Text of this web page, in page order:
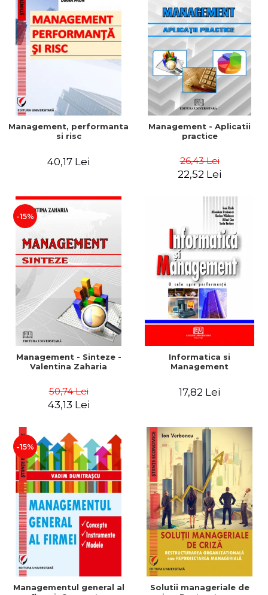
Management, performanta
si risc
40,17 Lei
Management - Aplicatii
practice
26,43 Lei
22,52 Lei
-15%
Management - Sinteze -
Valentina Zaharia
50,74 Lei
43,13 Lei
Informatica si
Management
17,82 Lei
-15%
Managementul general al
Solutii manageriale de